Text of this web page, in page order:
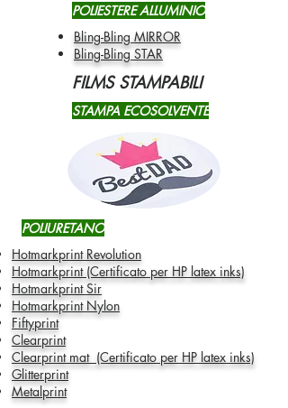
POLIESTERE ALLUMINIO
Bling-Bling MIRROR
Bling-Bling STAR
FILMS STAMPABILI
STAMPA ECOSOLVENTE
POLIURETANO
Hotmarkprint Revolution
Hotmarkprint (Certificato per HP latex inks)
Hotmarkprint Sir
Hotmarkprint Nylon
Fiftyprint
Clearprint
Clearprint mat (Certificato per HP latex inks)
Glitterprint
Metalprint